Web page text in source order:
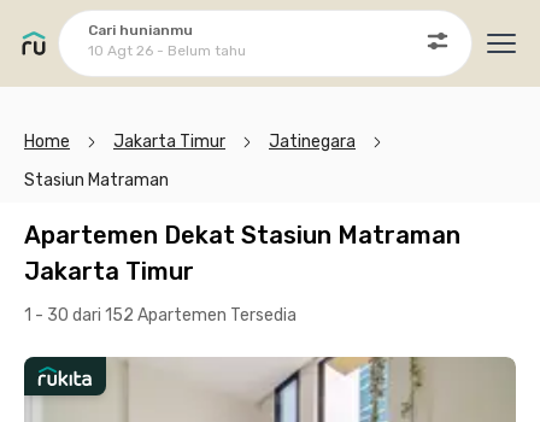
Cari hunianmu
10 Agt 26 - Belum tahu
Home Jakarta Timur
Jatinegara
Stasiun Matraman
Apartemen Dekat Stasiun Matraman
Jakarta Timur
1 - 30 dari 152 Apartemen Tersedia